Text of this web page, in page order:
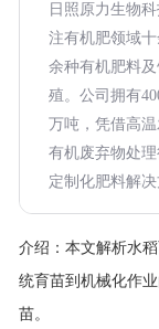
日照原力生物
注有机肥领域
余种有机肥料
殖。公司拥有
万吨，凭借高
有机废弃物处
定制化肥料解决
介绍： 本文解析水
统育苗到机械化作
苗。